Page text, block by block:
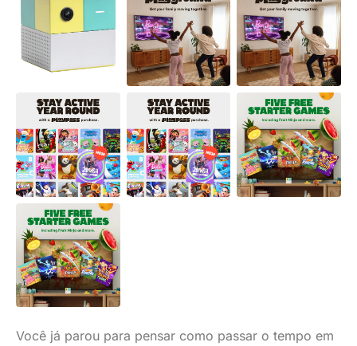
Você já parou para pensar como passar o tempo em